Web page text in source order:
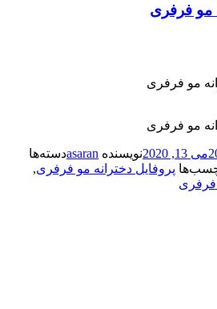
فرفری
فرفری
فرفری
نویسندهasaranدسته‌ها
پروفایل دخترانه مو فرفری ,